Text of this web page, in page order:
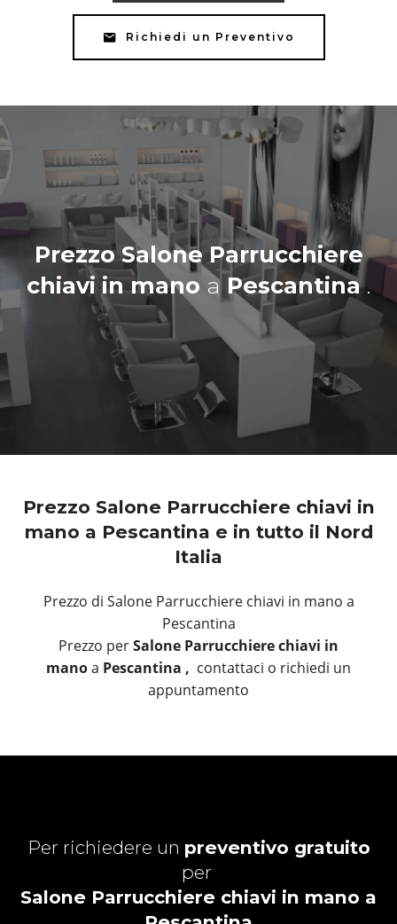
Richiedi un Preventivo
Prezzo Salone Parrucchiere
chiavi in mano a Pescantina.
Prezzo Salone Parrucchiere chiavi in
mano a Pescantina e in tutto il Nord
Italia
Prezzo di Salone Parrucchiere chiavi in mano a
Pescantina
Prezzo perSalone Parrucchiere chiavi in
manoa Pescantina , contattaci o richiedi un
appuntamento
Per richiedere un preventivo gratuito
per
Salone Parrucchiere chiavi in mano a